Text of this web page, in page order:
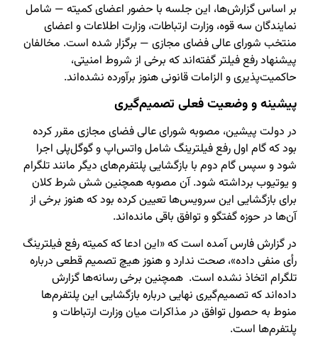
بر اساس گزارش‌ها، این جلسه با حضور اعضای کمیته — شامل
نمایندگان سه قوه، وزارت ارتباطات، وزارت اطلاعات و اعضای
منتخب شورای عالی فضای مجازی — برگزار شده است. مخالفان
پیشنهاد رفع فیلتر گفته‌اند که برخی از شروط امنیتی،
حاکمیت‌پذیری و الزامات قانونی هنوز برآورده نشده‌اند.
پیشینه و وضعیت فعلی تصمیم‌گیری
در دولت پیشین، مصوبه شورای عالی فضای مجازی مقرر کرده
بود که گام اول رفع فیلترینگ شامل واتس‌اپ و گوگل‌پلی اجرا
شود و سپس گام دوم با بازگشایی پلتفرم‌های دیگر مانند تلگرام
و یوتیوب برداشته شود. آن مصوبه همچنین شش شرط کلان
برای بازگشایی این سرویس‌ها تعیین کرده بود که هنوز برخی از
آن‌ها در حوزه گفتگو و توافق باقی مانده‌اند.
در گزارش فارس آمده است که «این ادعا که کمیته رفع فیلترینگ
رأی منفی داده»، صحت ندارد و هنوز هیچ تصمیم قطعی درباره
تلگرام اتخاذ نشده است. همچنین برخی رسانه‌ها گزارش
داده‌اند که تصمیم‌گیری نهایی درباره بازگشایی این پلتفرم‌ها
منوط به حصول توافق در مذاکرات میان وزارت ارتباطات و
پلتفرم‌ها است.